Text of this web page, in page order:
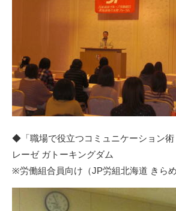
◆「職場で役立つコミュニケーション
レーゼ ガトーキングダム
※労働組合員向け（JP労組北海道 きらめ